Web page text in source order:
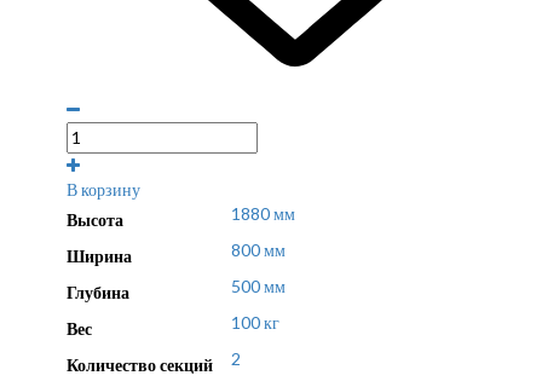
В корзину
Высота
1880 мм
Ширина 800 мм
Глубина 500 мм
Вес 100 кг
Количество секций 2